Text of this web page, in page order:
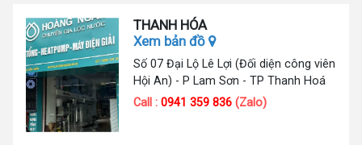
THANH HÓA
Xem bản đồ
Số 07 Đại Lộ Lê Lợi (Đối diện công viên
Hội An) - P Lam Sơn - TP Thanh Hoá
Call :0941 359 836 (Zalo)